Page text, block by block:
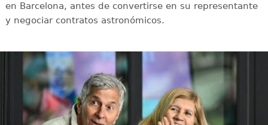
en Barcelona, antes de convertirse en su representante
y negociar contratos astronómicos.